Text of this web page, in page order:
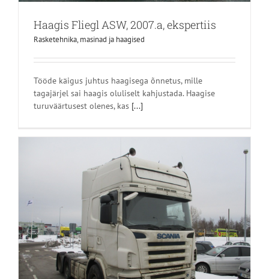
Haagis Fliegl ASW, 2007.a, ekspertiis
Rasketehnika, masinad ja haagised
Tööde käigus juhtus haagisega õnnetus, mille
tagajärjel sai haagis oluliselt kahjustada. Haagise
turuväärtusest olenes, kas [...]